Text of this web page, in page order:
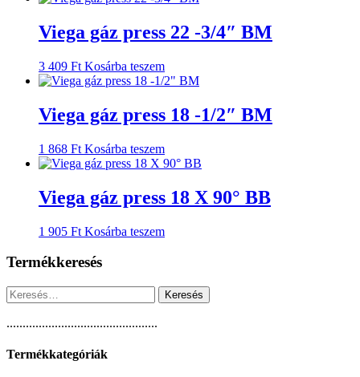
Viega gáz press 22 -3/4″ BM
3 409 Ft Kosárba teszem
Viega gáz press 18 -1/2″ BM
1 868 Ft Kosárba teszem
Viega gáz press 18 X 90° BB
1 905 Ft Kosárba teszem
Termékkeresés
Keresés:
...............................................
Termékkategóriák